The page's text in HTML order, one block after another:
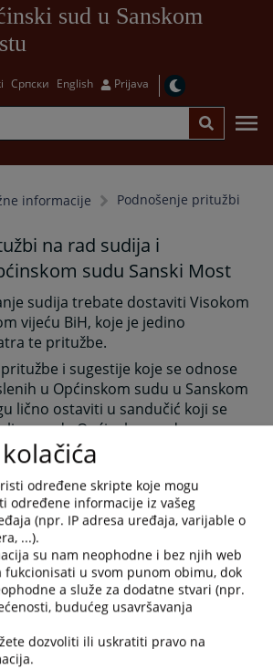
sud u Sanskom
Српски English Prijava
informacije Podnošenje pritužbi
na rad sudija i
sudu Sanski Most
sudija trebate dostaviti Visokom
vijeću BiH, koje je jedino
te pritužbe.
i sugestije koje se odnose
u Općinskom sudu u Sanskom
lično ostaviti u sandučić koji se
zgrade Općinskog suda u
uposlenika suda dostavljaju se
4662PREGLEDA
određene skripte koje mogu
određene informacije iz vašeg
(npr. IP adresa uređaja, varijable o
...).
su nam neophodne i bez njih web
u svom punom obimu, dok
a služe za dodatne stvari (npr.
budućeg usavršavanja
dozvoliti ili uskratiti pravo na